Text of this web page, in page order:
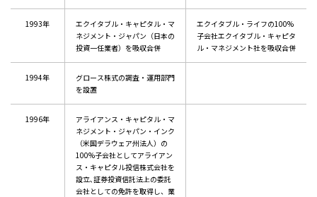
1993年
エクイタブル・キャピタル・マ
ネジメント・ジャパン（日本の
投資一任業者）を吸収合併
エクイタブル・ライフの100%
子会社エクイタブル・キャピタ
ル・マネジメント社を吸収合併
1994年
グロース株式の調査・運用部門
を設置
1996年
アライアンス・キャピタル・マ
ネジメント・ジャパン・インク
（米国デラウェア州法人）の
100%子会社としてアライアン
ス・キャピタル投信株式会社を
設立､証券投資信託法上の委託
会社としての免許を取得し、業